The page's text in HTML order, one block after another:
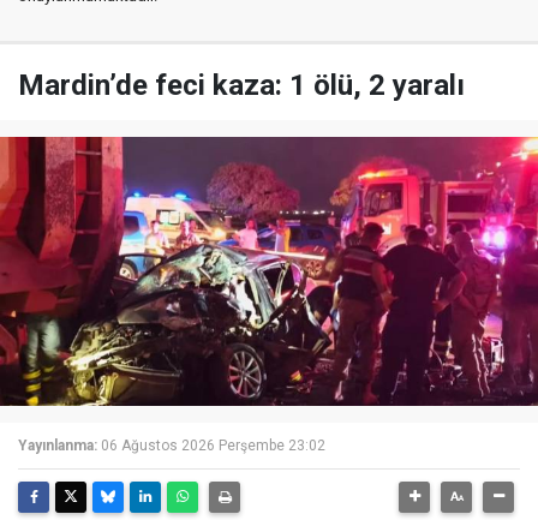
Mardin’de feci kaza: 1 ölü, 2 yaralı
Yayınlanma: 06 Ağustos 2026 Perşembe 23:02